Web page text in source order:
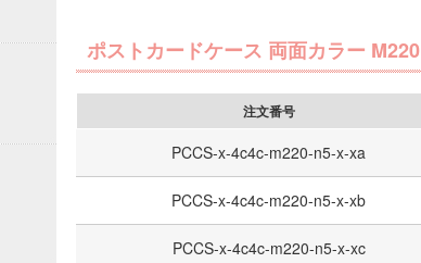
ポストカードケース 両面カラー M220
注文番号
PCCS-x-4c4c-m220-n5-x-xa
PCCS-x-4c4c-m220-n5-x-xb
PCCS-x-4c4c-m220-n5-x-xc